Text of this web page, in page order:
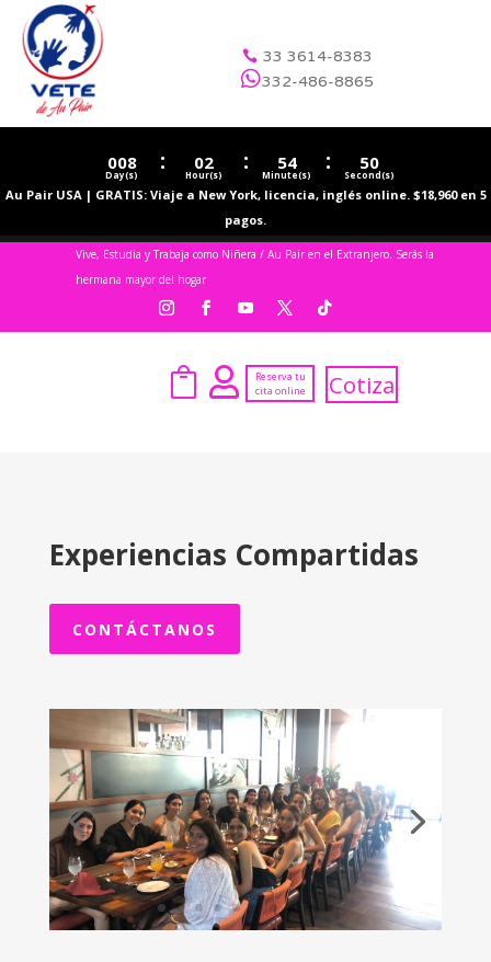
 33 3614-8383
332-486-8865

008
Day(s) : 02
Hour(s) : 54
Minute(s) : 50
Second(s)
Au Pair USA | GRATIS: Viaje a New York, licencia, inglés online. $18,960 en 5
pagos.
Vive, Estudia y Trabaja como Niñera / Au Pair en el Extranjero. Serás la
hermana mayor del hogar
 
Reserva tu
cita online
Cotiza
Experiencias Compartidas
CONTÁCTANOS